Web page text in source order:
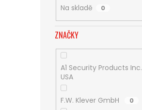
Na skladě 0
ZNAČKY
A1 Security Products Inc.
USA
F.W. Klever GmbH 0